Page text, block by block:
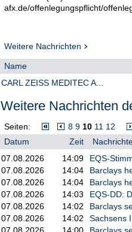
afx.de/offenlegungspflicht/
Weitere Nachrichten
Name
CARL ZEISS MEDITEC A...
Weitere Nachrichten
Seiten: 8 9 10 11 12
Datum
Zeit
07.08.2026
14:09
EQS-
07.08.2026
14:04
Barclays
07.08.2026
14:04
Barclays
07.08.2026
14:03
EQS-DD:
07.08.2026
14:02
Barclays
07.08.2026
14:02
Sachsens
07.08.2026
14:00
Barclays